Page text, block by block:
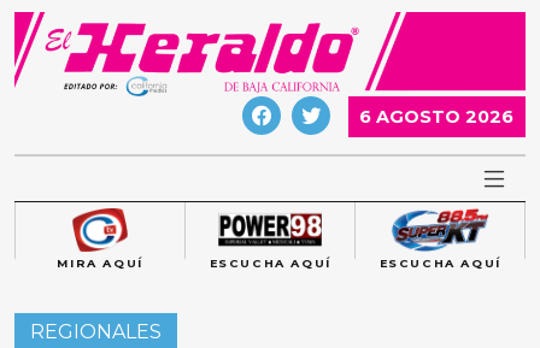
Skip
content
6 AGOSTO 2026
MIRA AQUÍ ESCUCHA AQUÍ ESCUCHA AQUÍ
REGIONALES